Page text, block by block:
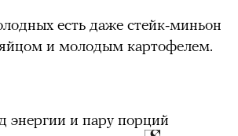
можно через
есть даже стейк-миньон
и молодым картофелем.
энергии и пару порций